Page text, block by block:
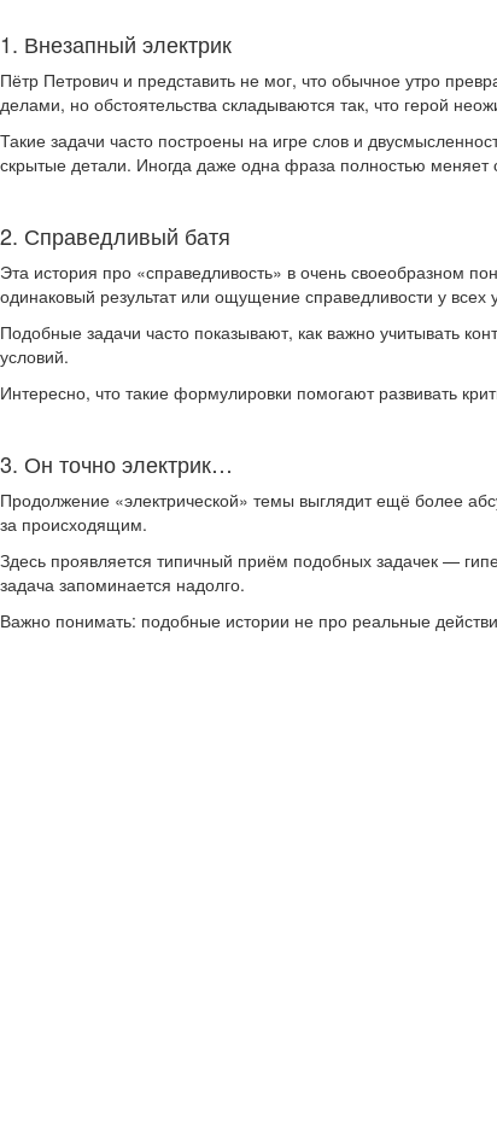
1. Внезапный электрик
Пётр Петрович и представить не мог, что обычное утро
делами, но обстоятельства складываются так, что герой
Такие задачи часто построены на игре слов и
скрытые детали. Иногда даже одна фраза полностью меняет
2. Справедливый батя
Эта история про «справедливость» в очень своеобразном
одинаковый результат или ощущение справедливости у всех
Подобные задачи часто показывают, как важно учитывать
условий.
Интересно, что такие формулировки помогают развивать
3. Он точно электрик…
Продолжение «электрической» темы выглядит ещё более
за происходящим.
Здесь проявляется типичный приём подобных задачек —
задача запоминается надолго.
Важно понимать: подобные истории не про реальные